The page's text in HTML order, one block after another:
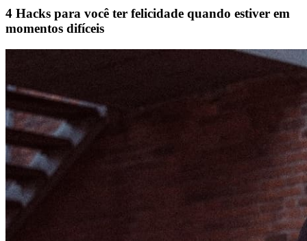
4 Hacks para você ter felicidade quando estiver em
momentos difíceis